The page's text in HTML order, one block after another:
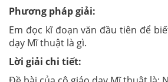
Phương pháp giải:
Em đọc kĩ đoạn văn đầu tiên để
dạy Mĩ thuật là gì.
Lời giải chi tiết: